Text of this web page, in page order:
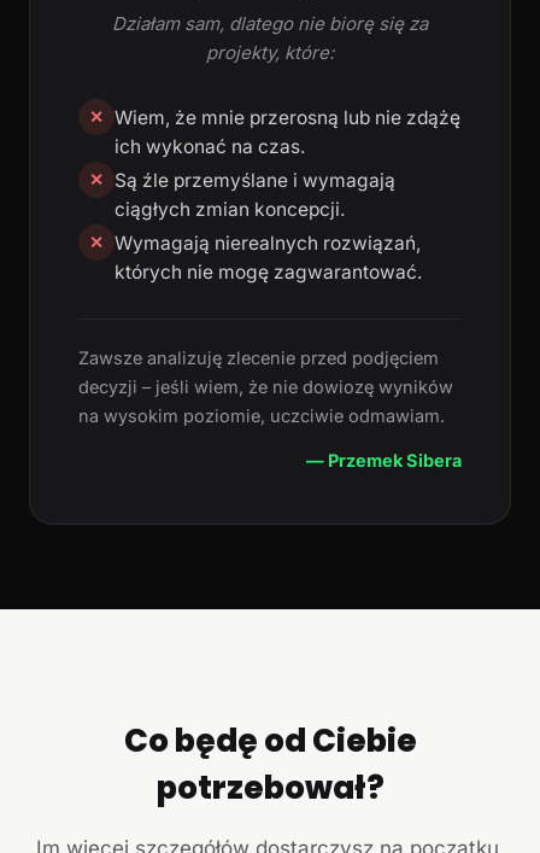
Działam sam, dlatego nie biorę się za
projekty, które:
✕ Wiem, że mnie przerosną lub nie zdążę
ich wykonać na czas.
✕
Są źle przemyślane i wymagają
ciągłych zmian koncepcji.
✕ Wymagają nierealnych rozwiązań,
których nie mogę zagwarantować.
Zawsze analizuję zlecenie przed podjęciem
decyzji – jeśli wiem, że nie dowiozę wyników
na wysokim poziomie, uczciwie odmawiam.
— Przemek Sibera
Co będę od Ciebie
potrzebował?
Im więcej szczegółów dostarczysz na początku,